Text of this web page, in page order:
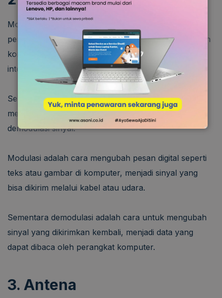
Modem atau modulator demodulator,
perangkat elektronik yang berfungsi menghubungkan
komputer, laptop, ponsel, dan perangkat lain ke
internet.
Selain itu, modem berperan sebagai pengirim data
melalui saluran telepon dengan modulasi dan
demodulasi sinyal.
Modulasi adalah cara mengubah pesan digital seperti
teks atau gambar di komputer, menjadi sinyal yang
bisa dikirim melalui kabel atau udara.
Sementara demodulasi adalah cara untuk mengubah
sinyal yang dikirimkan kembali, menjadi data yang
dapat dibaca oleh perangkat komputer.
3. Antena